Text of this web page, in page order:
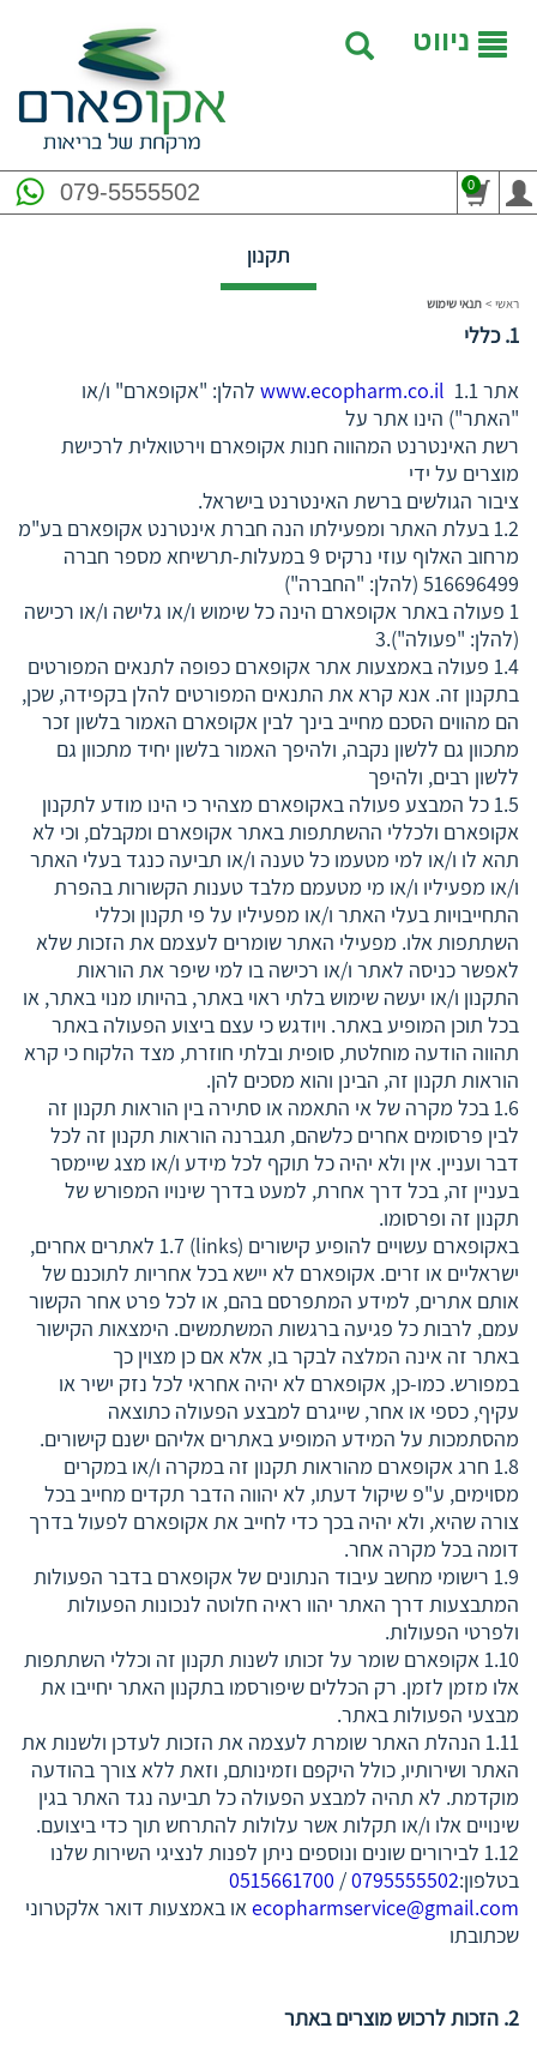
ניווט
079-5555502 0
תקנון
ראשי > תנאי שימוש
1. כללי
אתר
www.ecopharm.co.il 1.1 להלן: "אקופארם" ו/או
"האתר") הינו אתר על
רשת האינטרנט המהווה חנות אקופארם וירטואלית לרכישת
מוצרים על ידי
ציבור הגולשים ברשת האינטרנט בישראל.
1.2 בעלת האתר ומפעילתו הנה חברת אינטרנט אקופארם בע"מ
מרחוב האלוף עוזי נרקיס 9 במעלות-תרשיחא מספר חברה
516696499 (להלן: "החברה")
1 פעולה באתר אקופארם הינה כל שימוש ו/או גלישה ו/או רכישה
(להלן: "פעולה").3
1.4 פעולה באמצעות אתר אקופארם כפופה לתנאים המפורטים
בתקנון זה. אנא קרא את התנאים המפורטים להלן בקפידה, שכן,
הם מהווים הסכם מחייב בינך לבין אקופארם האמור בלשון זכר
מתכוון גם ללשון נקבה, ולהיפך האמור בלשון יחיד מתכוון גם
ללשון רבים, ולהיפך
1.5 כל המבצע פעולה באקופארם מצהיר כי הינו מודע לתקנון
אקופארם ולכללי ההשתתפות באתר אקופארם ומקבלם, וכי לא
תהא לו ו/או למי מטעמו כל טענה ו/או תביעה כנגד בעלי האתר
ו/או מפעיליו ו/או מי מטעמם מלבד טענות הקשורות בהפרת
התחייבויות בעלי האתר ו/או מפעיליו על פי תקנון וכללי
השתתפות אלו. מפעילי האתר שומרים לעצמם את הזכות שלא
לאפשר כניסה לאתר ו/או רכישה בו למי שיפר את הוראות
התקנון ו/או יעשה שימוש בלתי ראוי באתר, בהיותו מנוי באתר, או
בכל תוכן המופיע באתר. ויודגש כי עצם ביצוע הפעולה באתר
תהווה הודעה מוחלטת, סופית ובלתי חוזרת, מצד הלקוח כי קרא
הוראות תקנון זה, הבינן והוא מסכים להן.
1.6 בכל מקרה של אי התאמה או סתירה בין הוראות תקנון זה
לבין פרסומים אחרים כלשהם, תגברנה הוראות תקנון זה לכל
דבר ועניין. אין ולא יהיה כל תוקף לכל מידע ו/או מצג שיימסר
בעניין זה, בכל דרך אחרת, למעט בדרך שינויו המפורש של
תקנון זה ופרסומו.
באקופארם עשויים להופיע קישורים (links) 1.7 לאתרים אחרים,
ישראליים או זרים. אקופארם לא יישא בכל אחריות לתוכנם של
אותם אתרים, למידע המתפרסם בהם, או לכל פרט אחר הקשור
עמם, לרבות כל פגיעה ברגשות המשתמשים. הימצאות הקישור
באתר זה אינה המלצה לבקר בו, אלא אם כן מצוין כך
במפורש. כמו-כן, אקופארם לא יהיה אחראי לכל נזק ישיר או
עקיף, כספי או אחר, שייגרם למבצע הפעולה כתוצאה
מהסתמכות על המידע המופיע באתרים אליהם ישנם קישורים.
1.8 חרג אקופארם מהוראות תקנון זה במקרה ו/או במקרים
מסוימים, ע"פ שיקול דעתו, לא יהווה הדבר תקדים מחייב בכל
צורה שהיא, ולא יהיה בכך כדי לחייב את אקופארם לפעול בדרך
דומה בכל מקרה אחר.
1.9 רישומי מחשב עיבוד הנתונים של אקופארם בדבר הפעולות
המתבצעות דרך האתר יהוו ראיה חלוטה לנכונות הפעולות
ולפרטי הפעולות.
1.10 אקופארם שומר על זכותו לשנות תקנון זה וכללי השתתפות
אלו מזמן לזמן. רק הכללים שיפורסמו בתקנון האתר יחייבו את
מבצעי הפעולות באתר.
1.11 הנהלת האתר שומרת לעצמה את הזכות לעדכן ולשנות את
האתר ושירותיו, כולל היקפם וזמינותם, וזאת ללא צורך בהודעה
מוקדמת. לא תהיה למבצע הפעולה כל תביעה נגד האתר בגין
שינויים אלו ו/או תקלות אשר עלולות להתרחש תוך כדי ביצועם.
1.12 לבירורים שונים ונוספים ניתן לפנות לנציגי השירות שלנו
בטלפון:0795555502
/
0515661700
ecopharmservice@gmail.comאו באמצעות דואר אלקטרוני
שכתובתו
2. הזכות לרכוש מוצרים באתר